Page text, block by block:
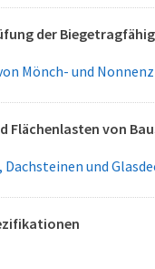
der
Mönch- und
Flächenlasten von
und